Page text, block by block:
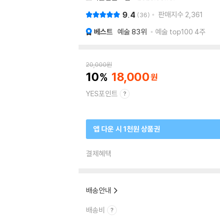
9.4 36 판매지수 2,361
베스트 예술 83위 예술 top100 4주
20,000원
10 18,000
YES포인트
앱 다운 시 1천원 상품권
결제혜택
배송안내
배송비